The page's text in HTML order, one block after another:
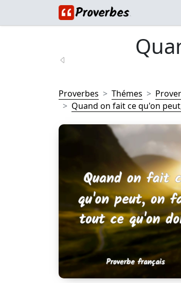
Proverbes Thémes
Quand on fait ce qu'on